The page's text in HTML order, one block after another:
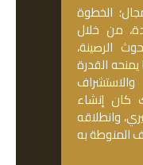
الخطوة
من خلال
الرصينة،
القدرة
كان إنشاء
وانطلاقه
المنوطة به